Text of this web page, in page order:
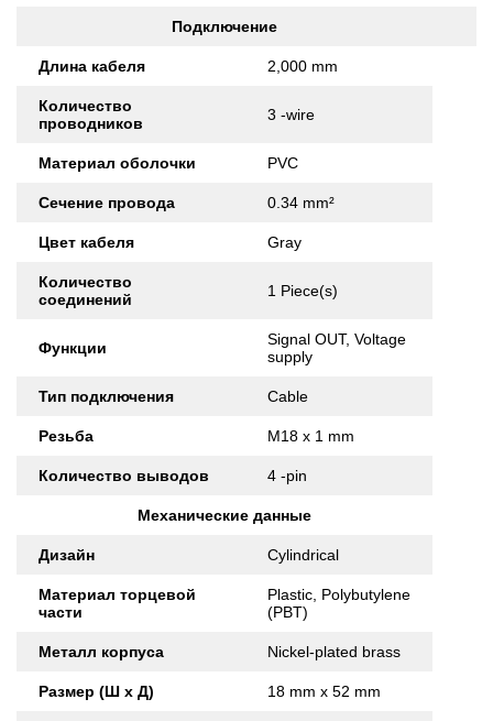
Подключение
Длина кабеля 2,000 mm
Количество
проводников
3 -wire
Материал оболочки PVC
Сечение провода 0.34 mm²
Цвет кабеля Gray
Количество
соединений
1 Piece(s)
Функции
Signal OUT, Voltage
supply
Тип подключения Cable
Резьба M18 x 1 mm
Количество выводов 4 -pin
Механические данные
Дизайн Cylindrical
Материал торцевой
части
Plastic, Polybutylene
(PBT)
Металл корпуса Nickel-plated brass
Размер (Ш x Д) 18 mm x 52 mm